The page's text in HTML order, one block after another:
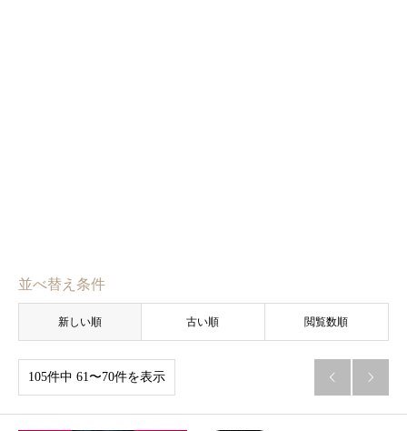
並べ替え条件
新しい順 古い順 閲覧数順
105件中 61〜70件を表示  